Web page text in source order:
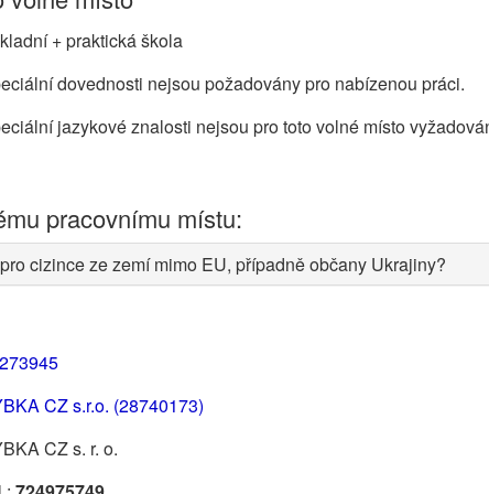
+ praktická škola
dovednosti nejsou požadovány pro nabízenou práci.
jazykové znalosti nejsou pro toto volné místo
pracovnímu místu:
cizince ze zemí mimo EU, případně občany Ukrajiny?
CZ s.r.o. (28740173)
CZ s. r. o.